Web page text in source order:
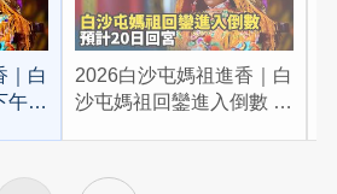
｜白
2026白沙屯媽祖進香｜白
沙屯媽祖回鑾進入倒數 預